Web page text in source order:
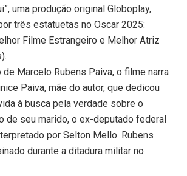
uma produção original Globoplay,
três estatuetas no Oscar 2025:
Filme Estrangeiro e Melhor Atriz
Marcelo Rubens Paiva, o filme narra
Paiva, mãe do autor, que dedicou
à busca pela verdade sobre o
de seu marido, o ex-deputado federal
por Selton Mello. Rubens
durante a ditadura militar no